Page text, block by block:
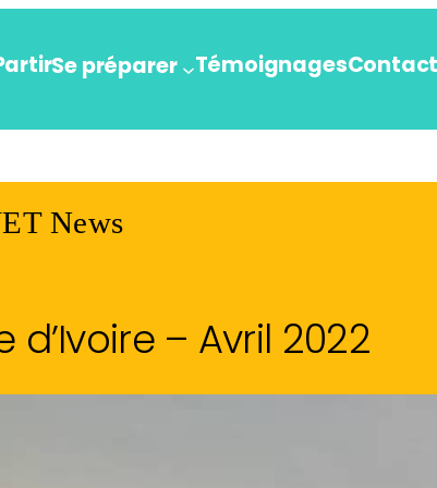
Se préparer TémoignagesContact
News
d’Ivoire – Avril 2022